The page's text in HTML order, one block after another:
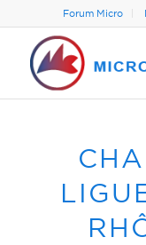
Forum Micro